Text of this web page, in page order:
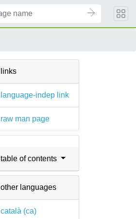
links
language-indep link
raw man page
table of contents
other languages
català (ca)